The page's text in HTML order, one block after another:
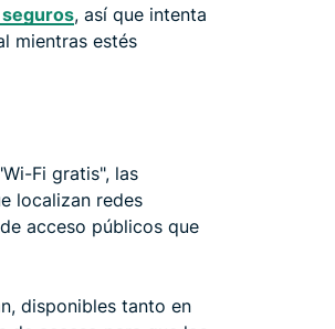
, así que intenta
mientras estés
Fi gratis", las
localizan redes
acceso públicos que
disponibles tanto en